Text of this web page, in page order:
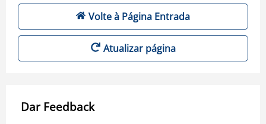
Volte à Página Entrada
Atualizar página
Dar Feedback